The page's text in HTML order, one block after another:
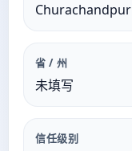
Churachandpur
省 / 州
未填写
信任级别